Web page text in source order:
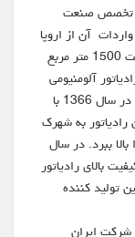
عدم تخصص صنعت
آن از اروپا
با یک ماشین و تعدادی کارگر در ساختمانی به مساحت 1500 متر مربع
اولین سری رادیاتور آلومنیومی
توسط ایران رادیاتور تولید و به بازار عرضه گردید. در سال 1366 با
رادیاتور به شهرک
ببرد. در سال
بالای رادیاتور
تولید کننده
شرکت ایران